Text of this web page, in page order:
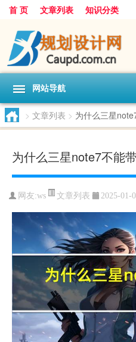
首 页 文章列表 知识分类
网站导航
> 文章列表 > 为什么三星
为什么三星note7不能
网友:ws 文章列表 2025-01-